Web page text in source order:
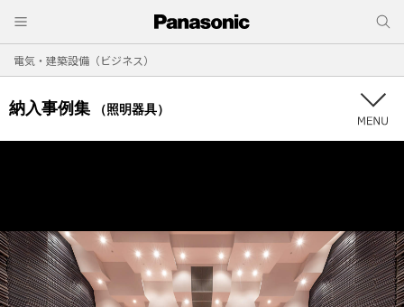
電気・建築設備（ビジネス）
納入事例集 （照明器具）